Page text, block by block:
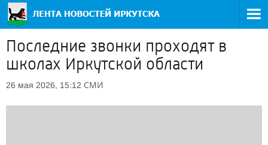
Последние звонки проходят в
школах Иркутской области
26 мая 2026, 15:12 СМИ